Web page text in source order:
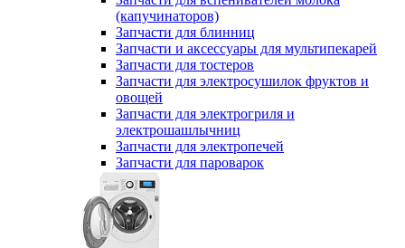
(капучинаторов)
Запчасти для блинниц
Запчасти и аксессуары для мультипекарей
Запчасти для тостеров
Запчасти для электросушилок фруктов и
овощей
Запчасти для электрогриля и
электрошашлычниц
Запчасти для электропечей
Запчасти для пароварок